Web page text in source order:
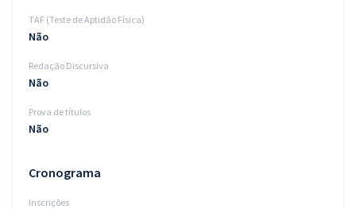
TAF (Teste de Aptidão Física)
Não
Redação Discursiva
Não
Prova de títulos
Não
Cronograma
Inscrições